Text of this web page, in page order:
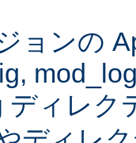
ョンの
ディレク